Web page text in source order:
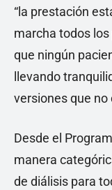
“la prestación
marcha todos
que ningún
llevando
versiones que
Desde el
manera
de diálisis para